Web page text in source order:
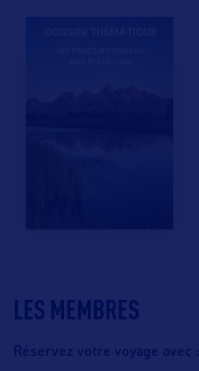
LES MEMBRES
Réservez votre voyage avec :